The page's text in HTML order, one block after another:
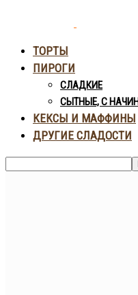
ТОРТЫ
ПИРОГИ
СЛАДКИЕ
СЫТНЫЕ, С
КЕКСЫ И МАФФИНЫ
ДРУГИЕ СЛАДОСТИ